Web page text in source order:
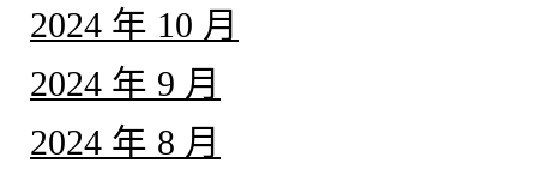
2024 年 10 月
2024 年 9 月
2024 年 8 月